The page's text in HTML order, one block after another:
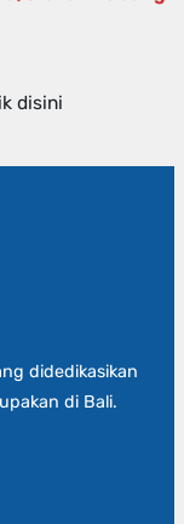
disini
didedikasikan
di Bali.